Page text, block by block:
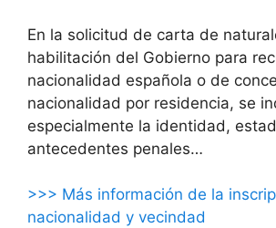
En la solicitud de carta de
habilitación del Gobierno para
nacionalidad española o de
nacionalidad por residencia, se
especialmente la identidad,
antecedentes penales…
>>> Más información de la
nacionalidad y vecindad